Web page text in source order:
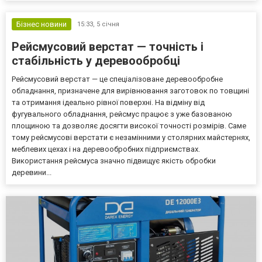
Бізнес новини
15:33, 5 січня
Рейсмусовий верстат — точність і
стабільність у деревообробці
Рейсмусовий верстат — це спеціалізоване деревообробне
обладнання, призначене для вирівнювання заготовок по товщині
та отримання ідеально рівної поверхні. На відміну від
фугувального обладнання, рейсмус працює з уже базованою
площиною та дозволяє досягти високої точності розмірів. Саме
тому рейсмусові верстати є незамінними у столярних майстернях,
меблевих цехах і на деревообробних підприємствах.
Використання рейсмуса значно підвищує якість обробки
деревини...